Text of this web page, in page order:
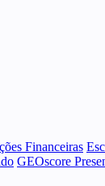
Financeiras
GEOscore